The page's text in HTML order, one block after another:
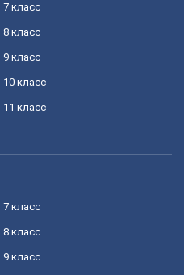
7 класс
8 класс
9 класс
10 класс
11 класс
7 класс
8 класс
9 класс